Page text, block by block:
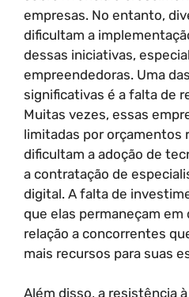
empresas. No entanto,
dificultam a
dessas iniciativas,
empreendedoras. Uma
significativas é a falta de
Muitas vezes, essas
limitadas por orçamentos
dificultam a adoção de
a contratação de
digital. A falta de
que elas permaneçam
relação a concorrentes
mais recursos para suas
Além disso, a resistência